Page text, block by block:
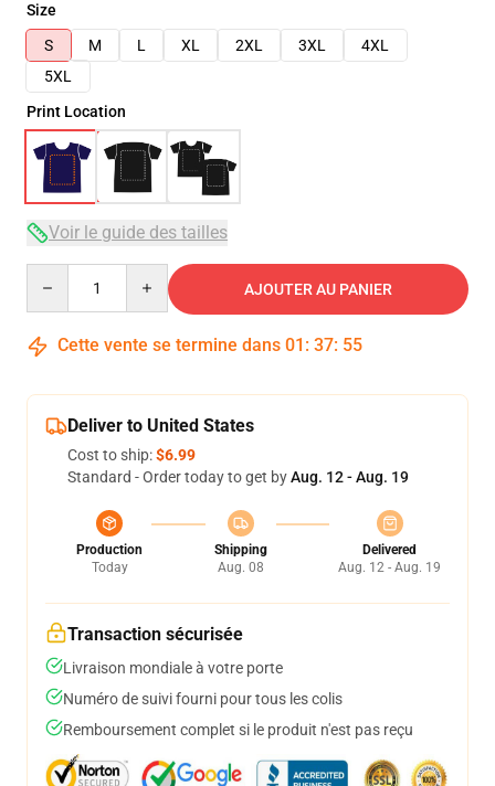
Size
S
M L XL 2XL 3XL
4XL
5XL
Print Location
Voir le guide des tailles
AJOUTER AU PANIER
Cette vente se termine dans 01 : 37: 54
Deliver to United States
Cost to ship:$6.99
Standard - Order today to get byAug. 12 - Aug. 19
Production
Today
Shipping
Aug. 08
Delivered
Aug. 12 - Aug. 19
Transaction sécurisée
Livraison mondiale à votre porte
Numéro de suivi fourni pour tous les colis
Remboursement complet si le produit n'est pas reçu